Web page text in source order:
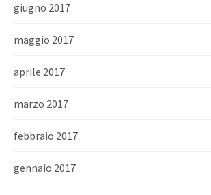
giugno 2017
maggio 2017
aprile 2017
marzo 2017
febbraio 2017
gennaio 2017